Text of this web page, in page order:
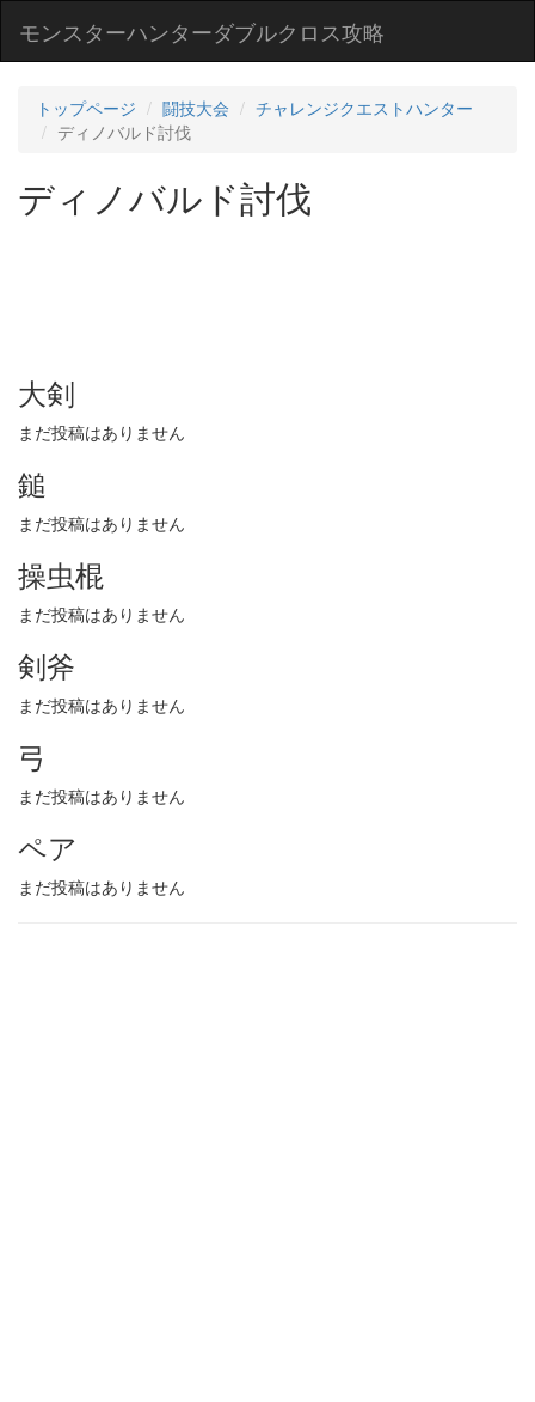
モンスターハンターダブルクロス攻略
トップページ 闘技大会
チャレンジクエストハンター
ディノバルド討伐
ディノバルド討伐
大剣
まだ投稿はありません
鎚
まだ投稿はありません
操虫棍
まだ投稿はありません
剣斧
まだ投稿はありません
弓
まだ投稿はありません
ペア
まだ投稿はありません